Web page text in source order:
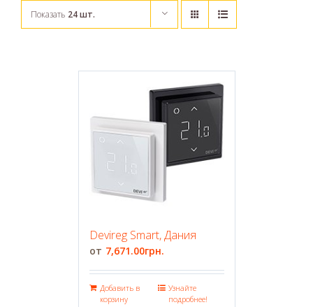
Показать 24 шт.
Devireg Smart, Дания
7,671.00грн.
Добавить в
корзину
Узнайте
подробнее!